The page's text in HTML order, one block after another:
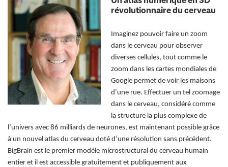
révolutionnaire du cerveau
Imaginez pouvoir faire un zoom
dans le cerveau pour observer
diverses cellules, tout comme le
zoom dans les cartes mondiales de
Google permet de voir les maisons
d’une rue. Effectuer un tel zoomage
dans le cerveau, considéré comme
la structure la plus complexe de
l’univers avec 86 milliards de neurones, est maintenant possible grâce
à un nouvel atlas du cerveau doté d’une résolution sans précédent.
BigBrain est le premier modèle microstructural du cerveau humain
entier et il est accessible gratuitement et publiquement aux